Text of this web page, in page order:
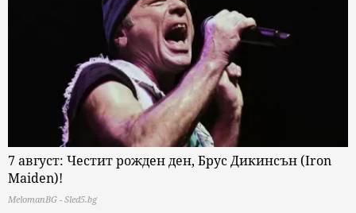
7 август: Честит рожден ден, Брус Дикинсън (Iron
Maiden)!
MelomanBG - Sled5.bg